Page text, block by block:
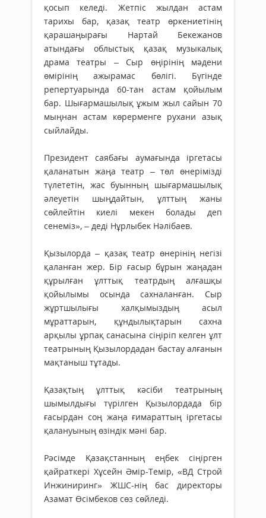
қосып келеді. Жетпіс жылдан астам
тарихы бар, қазақ театр өркениетінің
қарашаңырағы Нартай Бекежанов
атындағы облыстық қазақ музыкалық
драма театры – Сыр өңірінің мәдени
өмірінің ажырамас бөлігі. Бүгінде
репертуарында 60-тан астам қойылым
бар. Шығармашылық ұжым жыл сайын 70
мыңнан астам көрерменге рухани азық
сыйлайды.
Президент саябағы аумағында іргетасы
қаланатын жаңа театр – төл өнерімізді
түлететін, жас буынның шығармашылық
әлеуетін шыңдайтын, ұлттың жаны
сөйлейтін киелі мекен болады деп
сенеміз», – деді Нұрлыбек Нәлібаев.
Қызылорда – қазақ театр өнерінің негізі
қаланған жер. Бір ғасыр бұрын жаңадан
құрылған ұлттық театрдың алғашқы
қойылымы осында сахналанған. Сыр
жұртшылығы халқымыздың асыл
мұраттарын, құндылықтарын сахна
арқылы ұрпақ санасына сіңіріп келген ұлт
театрының Қызылордадан бастау алғанын
мақтаныш тұтады.
Қазақтың ұлттық кәсіби театрының
шымылдығы түрілген Қызылордада бір
ғасырдан соң жаңа ғимараттың іргетасы
қалануының өзіндік мәні бар.
Рәсімде Қазақстанның еңбек сіңірген
қайраткері Хұсейн Әмір-Темір, «ВД Строй
Инжиниринг» ЖШС-нің бас директоры
Азамат Өсімбеков сөз сөйледі.